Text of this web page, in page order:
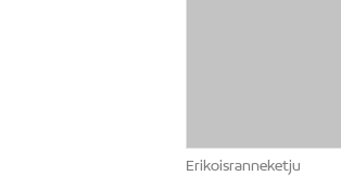
Erikoisranneketju